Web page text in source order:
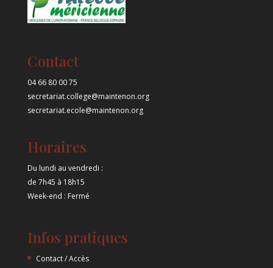
Contact
04 66 80 00 75
secretariat.college@maintenon.org
secretariat.ecole@maintenon.org
Horaires
Du lundi au vendredi :
de 7h45 à 18h15
Week-end : Fermé
Infos pratiques
Contact / Accès